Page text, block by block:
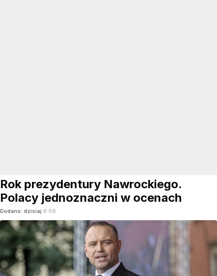
Rok prezydentury Nawrockiego.
Polacy jednoznaczni w ocenach
Dodano: dzisiaj 6:08